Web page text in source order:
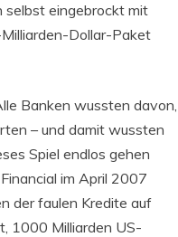
selbst eingebrockt mit
Dollar-Paket
Banken wussten davon,
– und damit wussten
Spiel endlos gehen
im April 2007
der faulen Kredite auf
1000 Milliarden US-